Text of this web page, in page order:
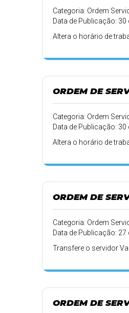
Categoria: Ordem
Data de Publicação: 30
Altera o horário de
ORDEM DE
Categoria: Ordem
Data de Publicação: 30
Altera o horário de
ORDEM DE
Categoria: Ordem
Data de Publicação: 27
Transfere o servidor
ORDEM DE